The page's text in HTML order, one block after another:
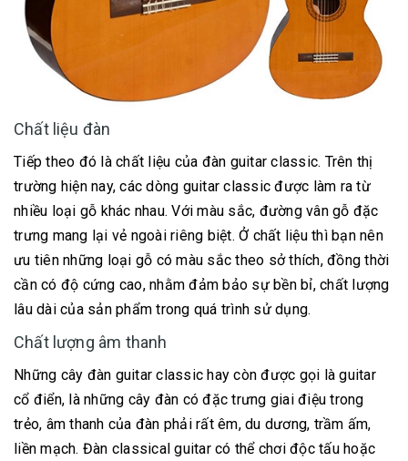
Chất liệu đàn
Tiếp theo đó là chất liệu của đàn guitar classic. Trên thị
trường hiện nay, các dòng guitar classic được làm ra từ
nhiều loại gỗ khác nhau. Với màu sắc, đường vân gỗ đặc
trưng mang lại vẻ ngoài riêng biệt. Ở chất liệu thì bạn nên
ưu tiên những loại gỗ có màu sắc theo sở thích, đồng thời
cần có độ cứng cao, nhằm đảm bảo sự bền bỉ, chất lượng
lâu dài của sản phẩm trong quá trình sử dụng.
Chất lượng âm thanh
Những cây đàn guitar classic hay còn được gọi là guitar
cổ điển, là những cây đàn có đặc trưng giai điệu trong
trẻo, âm thanh của đàn phải rất êm, du dương, trầm ấm,
liền mạch. Đàn classical guitar có thể chơi độc tấu hoặc